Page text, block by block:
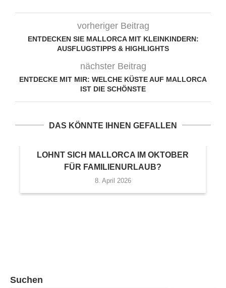
vorheriger Beitrag
ENTDECKEN SIE MALLORCA MIT KLEINKINDERN:
AUSFLUGSTIPPS & HIGHLIGHTS
nächster Beitrag
ENTDECKE MIT MIR: WELCHE KÜSTE AUF MALLORCA
IST DIE SCHÖNSTE
DAS KÖNNTE IHNEN GEFALLEN
LOHNT SICH MALLORCA IM OKTOBER
FÜR FAMILIENURLAUB?
8. April 2026
Suchen